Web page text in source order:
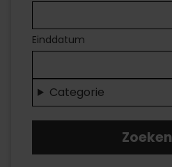
VALÈNCIA
Voor
elk
wat
wils
Einddatum
Categorie
Zoeken